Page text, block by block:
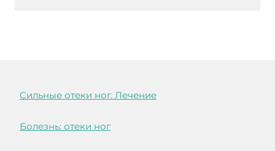
Cильные отеки ног. Лечение
Болезнь: отеки ног